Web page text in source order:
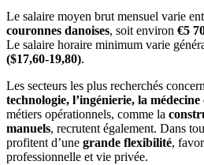
Le salaire moyen brut mensuel varie
couronnes danoises, soit environ €5
Le salaire horaire minimum varie
($17,60-19,80).
Les secteurs les plus recherchés
technologie, l’ingénierie, la
métiers opérationnels, comme la
manuels, recrutent également. Dans
profitent d’une grande flexibilité,
professionnelle et vie privée.